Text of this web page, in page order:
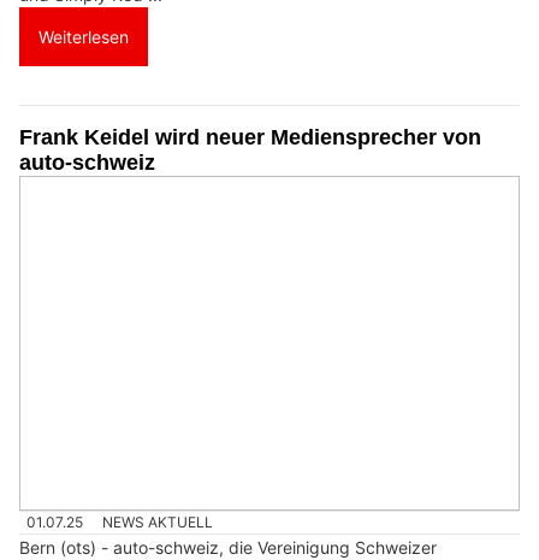
Weiterlesen
Frank Keidel wird neuer Mediensprecher von
auto-schweiz
01.07.25 NEWS AKTUELL
Bern (ots) - auto-schweiz, die Vereinigung Schweizer